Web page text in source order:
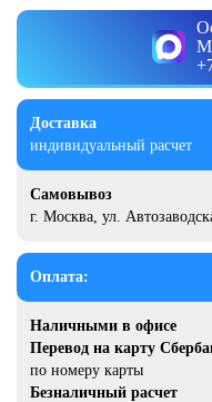
9 декабря, Международный
9 декабря, День Героев
12 декабря, День
20 декабря, День работника
Новогоднее оформление
19 января, Крещение
25 января, Татьянин день
14 февраля, День Святого
Доставка
индивидуальный расчет
Самовывоз
г. Москва, ул.
Оплата:
Наличными в офисе
Перевод на карту
по номеру карты
Безналичный расчет